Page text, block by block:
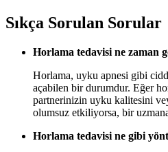
Sıkça Sorulan Sorular
Horlama tedavisi ne zaman
Horlama, uyku apnesi gibi
açabilen bir durumdur. Eğer
partnerinizin uyku kalitesini
olumsuz etkiliyorsa, bir
Horlama tedavisi ne gibi